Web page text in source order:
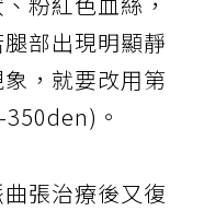
部出現明顯靜
，就要改用第
。
張治療後又復